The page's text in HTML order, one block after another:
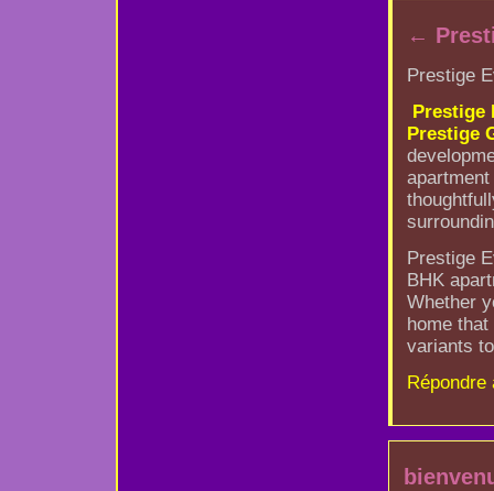
←
Prestige
Prestige
Prestige
Prestige
BHK
Whether
home
variants
Répondre